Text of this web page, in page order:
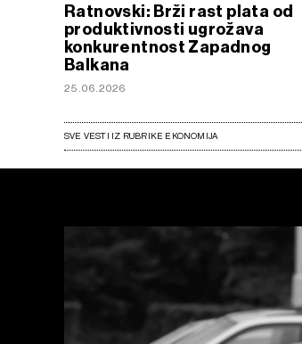
Ratnovski: Brži rast plata od
produktivnosti ugrožava
konkurentnost Zapadnog
Balkana
25.06.2026
SVE VESTI IZ RUBRIKE EKONOMIJA